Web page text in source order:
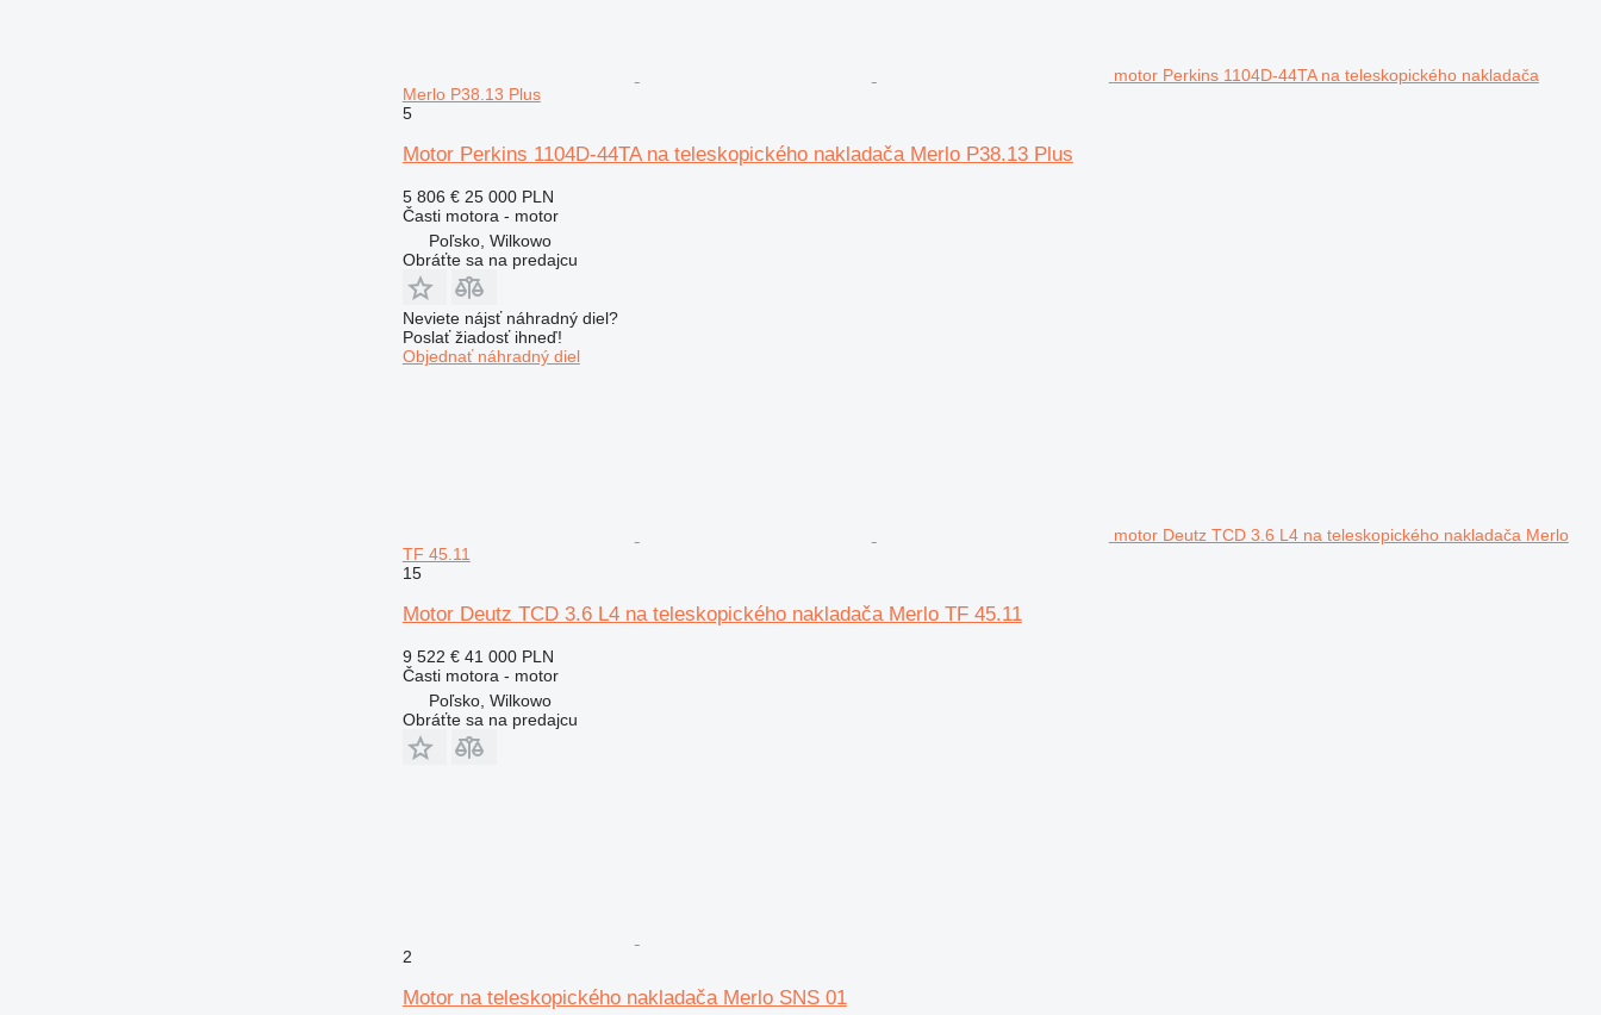
motor Perkins 1104D-44TA na teleskopického nakladača
Merlo P38.13 Plus
5
Motor Perkins 1104D-44TA na teleskopického nakladača Merlo P38.13 Plus
5 806 € 25 000 PLN
Časti motora - motor
Poľsko, Wilkowo
Obráťte sa na predajcu
Neviete nájsť náhradný diel?
Poslať žiadosť ihneď!
Objednať náhradný diel
motor Deutz TCD 3.6 L4 na teleskopického nakladača Merlo
TF 45.11
15
Motor Deutz TCD 3.6 L4 na teleskopického nakladača Merlo TF 45.11
9 522 € 41 000 PLN
Časti motora - motor
Poľsko, Wilkowo
Obráťte sa na predajcu
2
Motor na teleskopického nakladača Merlo SNS 01